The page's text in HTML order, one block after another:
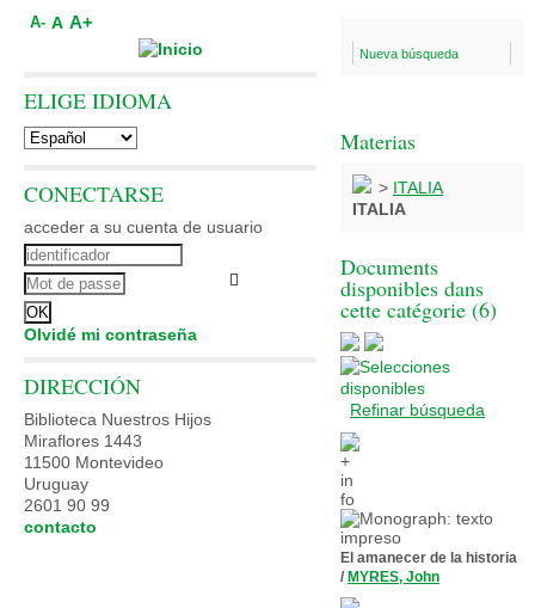
Nueva búsqueda
Materias
> ITALIA
ITALIA
Documents
disponibles dans
cette catégorie (6)
Refinar búsqueda
El amanecer de la historia
/ MYRES, John
A- A A+
ELIGE IDIOMA
CONECTARSE
acceder a su cuenta de usuario
Olvidé mi contraseña
DIRECCIÓN
Biblioteca Nuestros Hijos
Miraflores 1443
11500 Montevideo
Uruguay
2601 90 99
contacto